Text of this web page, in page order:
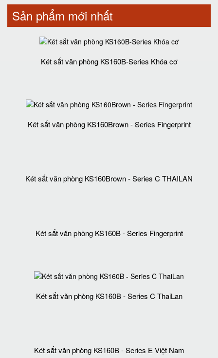
Sản phẩm mới nhất
Két sắt văn phòng KS160B-Series Khóa cơ
Két sắt văn phòng KS160Brown - Series Fingerprint
Két sắt văn phòng KS160Brown - Series C THAILAN
Két sắt văn phòng KS160B - Series Fingerprint
Két sắt văn phòng KS160B - Series C ThaiLan
Két sắt văn phòng KS160B - Series E Việt Nam